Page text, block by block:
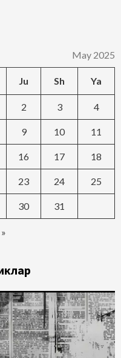
May 2025
Ju Sh Ya
2 3 4
9 10 11
16 17 18
23 24 25
30 31